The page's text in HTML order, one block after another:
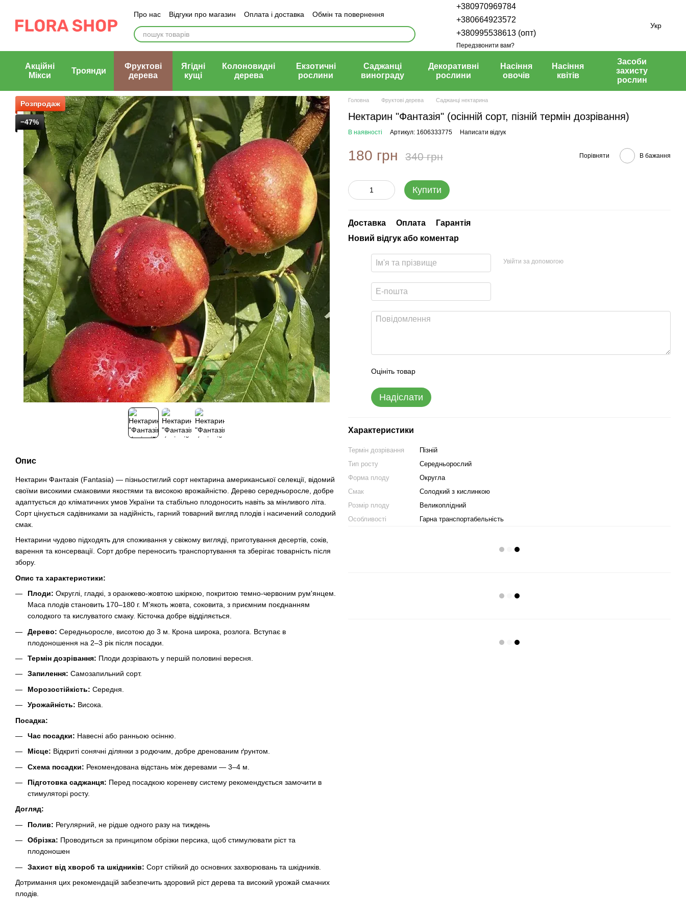
Про нас Відгуки про магазин Оплата і доставка
Обмін та повернення
Блог магазину
Публічний договір (оферта)
+380970969784
+380664923572
+380995538613 (опт)
Передзвонити вам?
Укр
Акційні
Мікси
Троянди
Фруктові
дерева
Ягідні
кущі
Колоновидні
дерева
Екзотичні
рослини
Саджанці
винограду
Декоративні
рослини
Насіння
овочів
Насіння
квітів
Засоби
захисту
рослин
Розпродаж
−47%
Опис
Нектарин Фантазія (Fantasia) — пізньостиглий сорт нектарина американської селекції, відомий
своїми високими смаковими якостями та високою врожайністю. Дерево середньоросле, добре
адаптується до кліматичних умов України та стабільно плодоносить навіть за мінливого літа.
Сорт цінується садівниками за надійність, гарний товарний вигляд плодів і насичений солодкий
смак.
Нектарини чудово підходять для споживання у свіжому вигляді, приготування десертів, соків,
варення та консервації. Сорт добре переносить транспортування та зберігає товарність після
збору.
Опис та характеристики:
Плоди: Округлі, гладкі, з оранжево-жовтою шкіркою, покритою темно-червоним рум'янцем.
Маса плодів становить 170–180 г. М'якоть жовта, соковита, з приємним поєднанням
солодкого та кислуватого смаку. Кісточка добре відділяється.
Дерево: Середньоросле, висотою до 3 м. Крона широка, розлога. Вступає в
плодоношення на 2–3 рік після посадки.
Термін дозрівання: Плоди дозрівають у першій половині вересня.
Запилення: Самозапильний сорт.
Морозостійкість: Середня.
Урожайність: Висока.
Посадка:
Час посадки: Навесні або ранньою осінню.
Місце: Відкриті сонячні ділянки з родючим, добре дренованим ґрунтом.
Схема посадки: Рекомендована відстань між деревами — 3–4 м.
Підготовка саджанця: Перед посадкою кореневу систему рекомендується замочити в
стимуляторі росту.
Догляд:
Полив: Регулярний, не рідше одного разу на тиждень
Обрізка: Проводиться за принципом обрізки персика, щоб стимулювати ріст та
плодоношен
Захист від хвороб та шкідників: Сорт стійкий до основних захворювань та шкідників.
Дотримання цих рекомендацій забезпечить здоровий ріст дерева та високий урожай смачних
плодів.
Головна Фруктові дерева Саджанці нектарина
Нектарин "Фантазія" (осінній сорт, пізній термін дозрівання)
В наявності Артикул: 1606333775 Написати відгук
180 грн 340 грн Порівняти В бажання
Купити
Доставка Оплата
Гарантія
Новий відгук або коментар
Увійти за допомогою
Оцініть товар
Надіслати
Характеристики
Термін дозрівання
Пізній
Тип росту
Середньорослий
Форма плоду
Округла
Смак
Солодкий з кислинкою
Розмір плоду
Великоплідний
Особливості
Гарна транспортабельність